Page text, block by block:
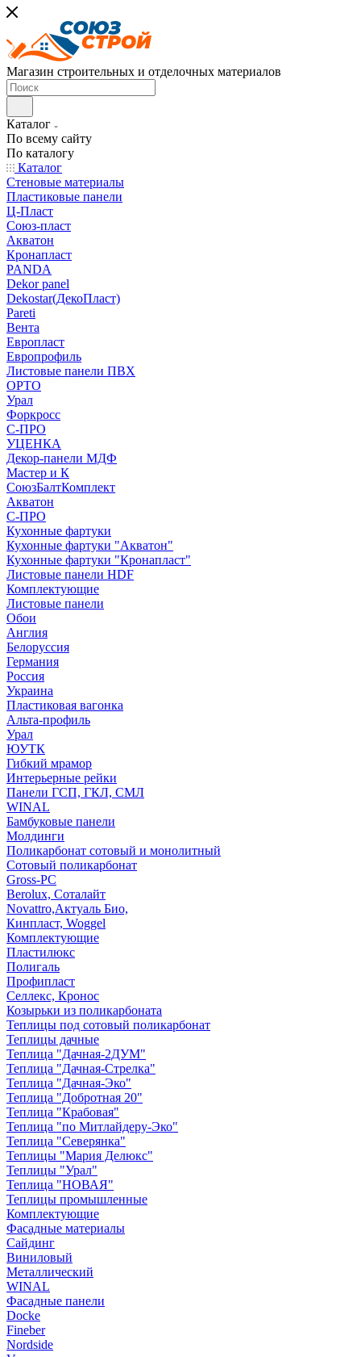
Магазин строительных и отделочных материалов
Каталог
По всему сайту
По каталогу
Каталог
Стеновые материалы
Пластиковые панели
Ц-Пласт
Союз-пласт
Акватон
Кронапласт
PANDA
Dekor panel
Dekostar(ДекоПласт)
Pareti
Вента
Европласт
Европрофиль
Листовые панели ПВХ
ОРТО
Урал
Форкросс
С-ПРО
УЦЕНКА
Декор-панели МДФ
Мастер и К
СоюзБалтКомплект
Акватон
С-ПРО
Кухонные фартуки
Кухонные фартуки "Акватон"
Кухонные фартуки "Кронапласт"
Листовые панели HDF
Комплектующие
Листовые панели
Обои
Англия
Белоруссия
Германия
Россия
Украина
Пластиковая вагонка
Альта-профиль
Урал
ЮУТК
Гибкий мрамор
Интерьерные рейки
Панели ГСП, ГКЛ, СМЛ
WINAL
Бамбуковые панели
Молдинги
Поликарбонат сотовый и монолитный
Сотовый поликарбонат
Gross-PC
Berolux, Соталайт
Novattro,Актуаль Био,
Кинпласт, Woggel
Комплектующие
Пластилюкс
Полигаль
Профипласт
Селлекс, Кронос
Козырьки из поликарбоната
Теплицы под сотовый поликарбонат
Теплицы дачные
Теплица "Дачная-2ДУМ"
Теплица "Дачная-Стрелка"
Теплица "Дачная-Эко"
Теплица "Добротная 20"
Теплица "Крабовая"
Теплица "по Митлайдеру-Эко"
Теплица "Северянка"
Теплицы "Мария Делюкс"
Теплицы "Урал"
Теплица "НОВАЯ"
Теплицы промышленные
Комплектующие
Фасадные материалы
Сайдинг
Виниловый
Металлический
WINAL
Фасадные панели
Docke
Fineber
Nordside